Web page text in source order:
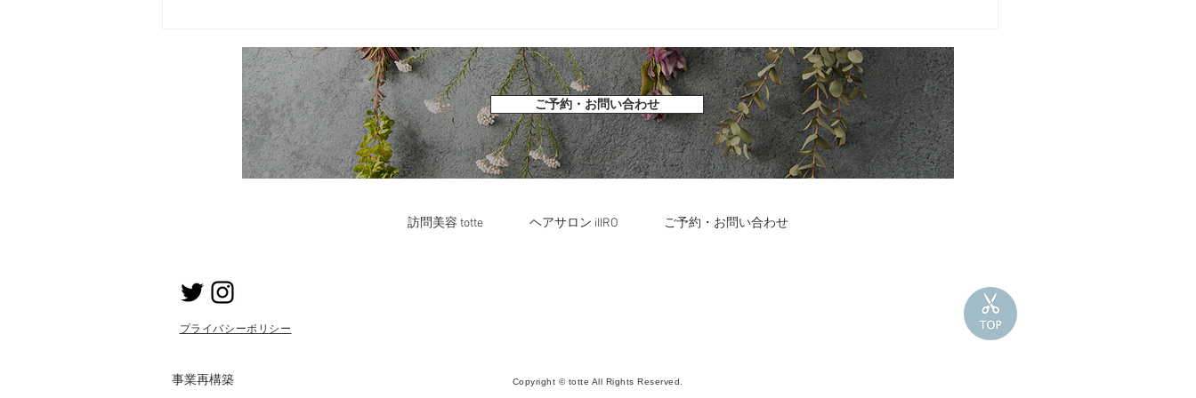
け？！パーマカット 南魚
沼 訪問美容 新潟
ご予約・お問い合わせ
訪問美容 totte ヘアサロン iIIRO ご予約・お問い合わせ
​プライバシーポリシー
Copyright © totte All Rights Reserved.
事業再構築